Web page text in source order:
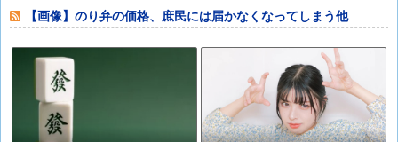
【画像】のり弁の価格、庶民には届かなくなってしまう他